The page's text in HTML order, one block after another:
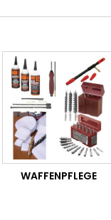
WAFFENPFLEGE